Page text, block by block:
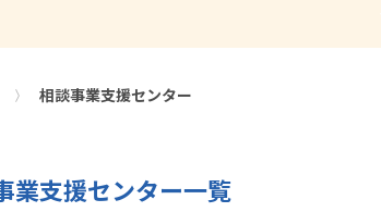
相談事業支援センター
業支援センター一覧